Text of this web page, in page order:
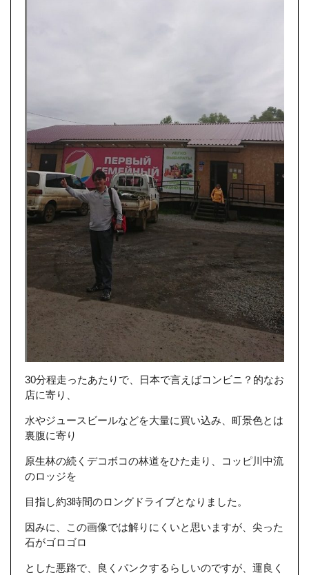
30分程走ったあたりで、日本で言えばコンビニ？的なお
店に寄り、
水やジュースビールなどを大量に買い込み、町景色とは
裏腹に寄り
原生林の続くデコボコの林道をひた走り、コッピ川中流
のロッジを
目指し約3時間のロングドライブとなりました。
因みに、この画像では解りにくいと思いますが、尖った
石がゴロゴロ
とした悪路で、良くパンクするらしいのですが、運良く